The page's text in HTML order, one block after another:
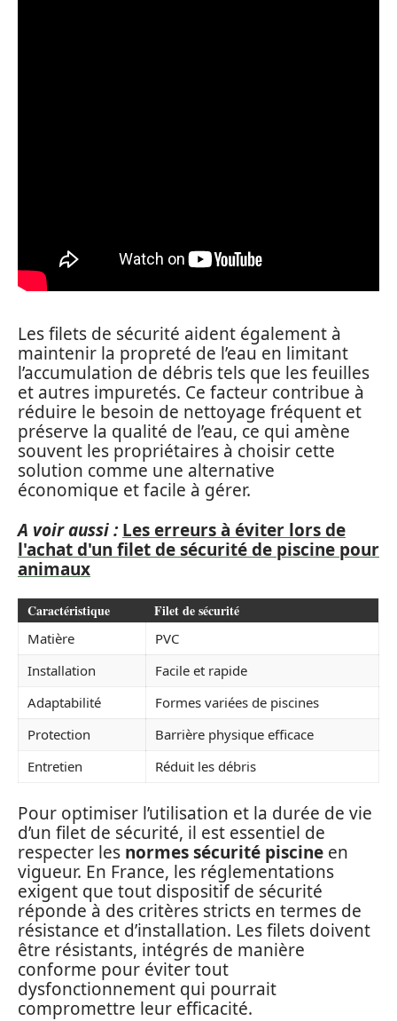
Les filets de sécurité aident également à
maintenir la propreté de l’eau en limitant
l’accumulation de débris tels que les feuilles
et autres impuretés. Ce facteur contribue à
réduire le besoin de nettoyage fréquent et
préserve la qualité de l’eau, ce qui amène
souvent les propriétaires à choisir cette
solution comme une alternative
économique et facile à gérer.
A voir aussi : Les erreurs à éviter lors de
l'achat d'un filet de sécurité de piscine pour
animaux
Caractéristique Filet de sécurité
Matière
PVC
Installation
Facile et rapide
Adaptabilité
Formes variées de piscines
Protection
Barrière physique efficace
Entretien
Réduit les débris
Pour optimiser l’utilisation et la durée de vie
d’un filet de sécurité, il est essentiel de
respecter les normes sécurité piscine en
vigueur. En France, les réglementations
exigent que tout dispositif de sécurité
réponde à des critères stricts en termes de
résistance et d’installation. Les filets doivent
être résistants, intégrés de manière
conforme pour éviter tout
dysfonctionnement qui pourrait
compromettre leur efficacité.